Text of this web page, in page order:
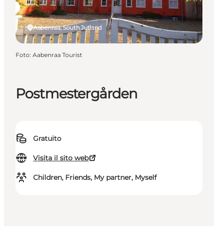
Postmestergården
Gratuito
Visita il sito web
Children, Friends, My partner, Myself
Aabenraa, South Jutland
Foto: Aabenraa Tourist